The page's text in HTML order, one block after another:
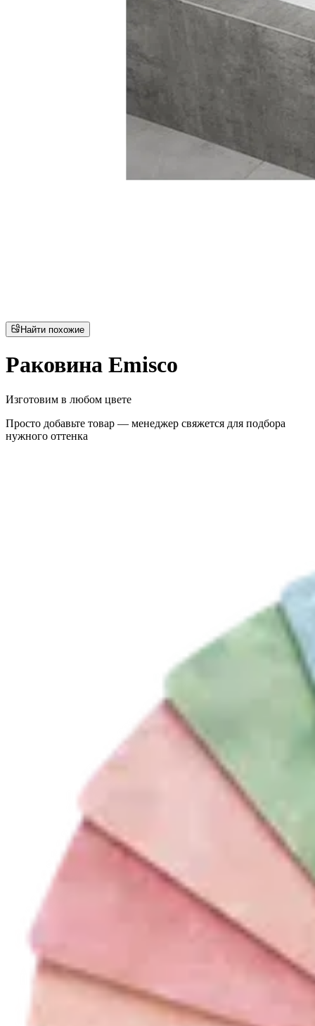
Найти похожие
Раковина Emisco
Изготовим в любом цвете
Просто добавьте товар — менеджер свяжется для подбора
нужного оттенка